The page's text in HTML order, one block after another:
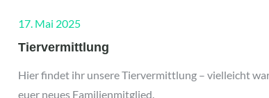
Posted
on
17. Mai 2025
Tiervermittlung
Hier findet ihr unsere Tiervermittlung – vielleicht
euer neues Familienmitglied.